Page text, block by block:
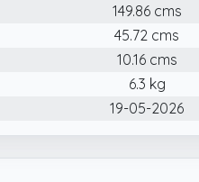
desde las tareas
en la parte superior
y se retrae cuando no.
149.86 cms
45.72 cms
10.16 cms
6.3 kg
19-05-2026